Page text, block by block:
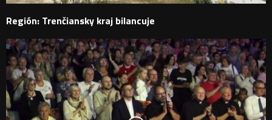
Región: Trenčiansky kraj bilancuje